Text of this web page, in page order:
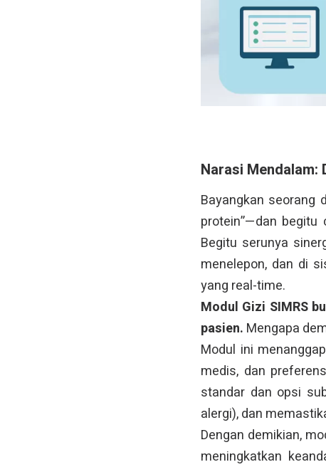
Narasi Mendalam:
Bayangkan seorang
protein”—dan
Begitu serunya
menelepon, dan di
yang real-time.
Modul Gizi SIMRS
pasien. Mengapa
Modul ini
medis, dan
standar dan opsi
alergi), dan
Dengan demikian,
meningkatkan